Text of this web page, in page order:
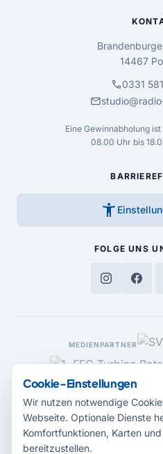
14467
call0331
mail
Eine Gewinnabholung
08.00 Uhr bis
accessibility_new
FOLGE UNS
MEDIENPARTNER
Cookie-Einstellungen
Wir nutzen notwendige
Webseite. Optionale Dienste
Komfortfunktionen, Karten
bereitzustellen.